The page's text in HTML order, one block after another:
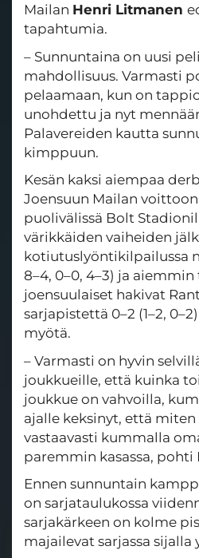
Mailan Henri Litmanen
tapahtumia.
– Sunnuntaina on uusi
mahdollisuus. Varmasti
pelaamaan, kun on
unohdettu ja nyt
Palavereiden kautta
kimppuun.
Kesän kaksi aiempaa
Joensuun Mailan
puolivälissä Bolt
värikkäiden vaiheiden
kotiutuslyöntikilpailussa
8–4, 0–0, 4–3) ja
joensuulaiset hakivat
sarjapistettä 0–2 (1–2,
myötä.
– Varmasti on hyvin
joukkueille, että kuinka
joukkue on vahvoilla,
ajalle keksinyt, että miten
vastaavasti kummalla
paremmin kasassa, pohti
Ennen sunnuntain
on sarjataulukossa
sarjakärkeen on kolme
majailevat sarjassa sijalla